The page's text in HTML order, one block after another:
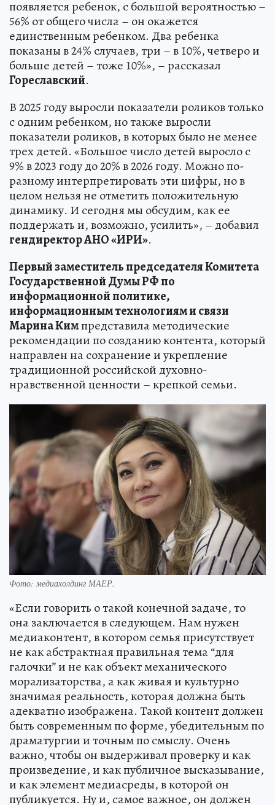
появляется ребенок, с большой вероятностью –
56% от общего числа – он окажется
единственным ребенком. Два ребенка
показаны в 24% случаев, три – в 10%, четверо и
больше детей – тоже 10%», – рассказал
Гореславский.
В 2025 году выросли показатели роликов только
с одним ребенком, но также выросли
показатели роликов, в которых было не менее
трех детей. «Большое число детей выросло с
9% в 2023 году до 20% в 2026 году. Можно по-
разному интерпретировать эти цифры, но в
целом нельзя не отметить положительную
динамику. И сегодня мы обсудим, как ее
поддержать и, возможно, усилить», – добавил
гендиректор АНО «ИРИ».
Первый заместитель председателя Комитета
Государственной Думы РФ по
информационной политике,
информационным технологиям и связи
Марина Кимпредставила методические
рекомендации по созданию контента, который
направлен на сохранение и укрепление
традиционной российской духовно-
нравственной ценности – крепкой семьи.
Фото: медиахолдинг МАЕР.
«Если говорить о такой конечной задаче, то
она заключается в следующем. Нам нужен
медиаконтент, в котором семья присутствует
не как абстрактная правильная тема “для
галочки” и не как объект механического
морализаторства, а как живая и культурно
значимая реальность, которая должна быть
адекватно изображена. Такой контент должен
быть современным по форме, убедительным по
драматургии и точным по смыслу. Очень
важно, чтобы он выдерживал проверку и как
произведение, и как публичное высказывание,
и как элемент медиасреды, в которой он
публикуется. Ну и, самое важное, он должен